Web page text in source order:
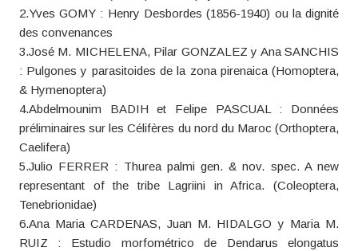
2.Yves GOMY : Henry Desbordes (1856-1940) ou la dignité
des convenances
3.José M. MICHELENA, Pilar GONZALEZ y Ana SANCHIS
: Pulgones y parasitoides de la zona pirenaica (Homoptera,
& Hymenoptera)
4.Abdelmounim BADIH et Felipe PASCUAL : Données
préliminaires sur les Célifères du nord du Maroc (Orthoptera,
Caelifera)
5.Julio FERRER : Thurea palmi gen. & nov. spec. A new
representant of the tribe Lagriini in Africa. (Coleoptera,
Tenebrionidae)
6.Ana Maria CARDENAS, Juan M. HIDALGO y Maria M.
RUIZ : Estudio morfométrico de Dendarus elongatus